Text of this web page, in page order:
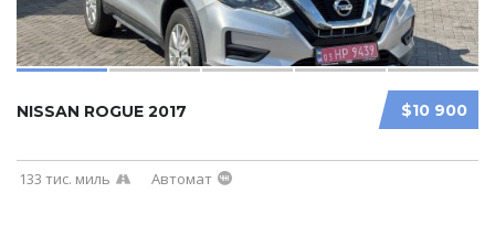
$10 900
NISSAN ROGUE 2017
133 тис. миль Автомат